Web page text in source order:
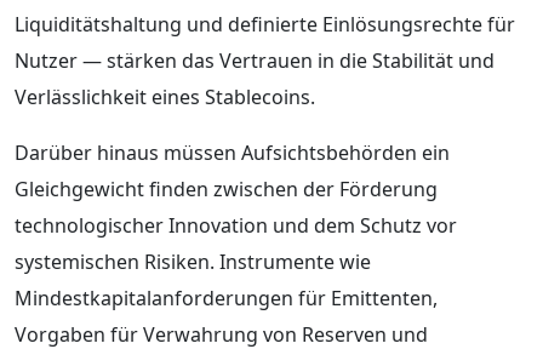
Liquiditätshaltung und definierte Einlösungsrechte für
Nutzer — stärken das Vertrauen in die Stabilität und
Verlässlichkeit eines Stablecoins.
Darüber hinaus müssen Aufsichtsbehörden ein
Gleichgewicht finden zwischen der Förderung
technologischer Innovation und dem Schutz vor
systemischen Risiken. Instrumente wie
Mindestkapitalanforderungen für Emittenten,
Vorgaben für Verwahrung von Reserven und